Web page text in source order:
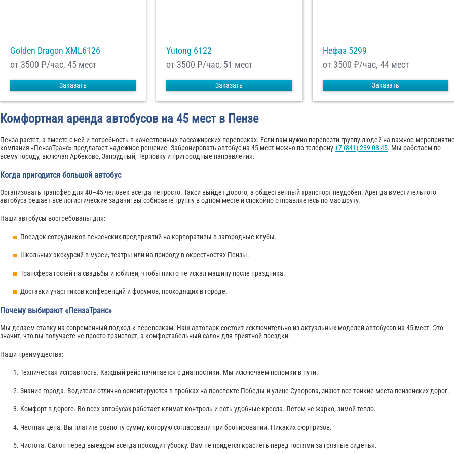
Golden Dragon XML6126
от 3500 ₽/час, 45 мест
Заказать
Yutong 6122
от 3500 ₽/час, 51 мест
Заказать
Нефаз 5299
от 3500 ₽/час, 44 мест
Заказать
Комфортная аренда автобусов на 45 мест в Пензе
Пенза растет, а вместе с ней и потребность в качественных пассажирских перевозках. Если вам нужно перевезти группу людей на важное
компания «ПензаТранс» предлагает надежное решение. Забронировать автобус на 45 мест можно по телефону+7 (841) 239-08-45. Мы работаем по
всему городу, включая Арбеково, Запрудный, Терновку и пригородные направления.
Когда пригодится большой автобус
Организовать трансфер для 40–45 человек всегда непросто. Такси выйдет дорого, а общественный транспорт неудобен. Аренда вместительного
автобуса решает все логистические задачи: вы собираете группу в одном месте и спокойно отправляетесь по маршруту.
Наши автобусы востребованы для:
Поездок сотрудников пензенских предприятий на корпоративы в загородные клубы.
Школьных экскурсий в музеи, театры или на природу в окрестностях Пензы.
Трансфера гостей на свадьбы и юбилеи, чтобы никто не искал машину после праздника.
Доставки участников конференций и форумов, проходящих в городе.
Почему выбирают «ПензаТранс»
Мы делаем ставку на современный подход к перевозкам. Наш автопарк состоит исключительно из актуальных моделей автобусов на 45 мест. Это
значит, что вы получаете не просто транспорт, а комфортабельный салон для приятной поездки.
Наши преимущества:
Техническая исправность. Каждый рейс начинается с диагностики. Мы исключаем поломки в пути.
Знание города. Водители отлично ориентируются в пробках на проспекте Победы и улице Суворова, знают все тонкие места пензенских дорог.
Комфорт в дороге. Во всех автобусах работает климат-контроль и есть удобные кресла. Летом не жарко, зимой тепло.
Честная цена. Вы платите ровно ту сумму, которую согласовали при бронировании. Никаких сюрпризов.
Чистота. Салон перед выездом всегда проходит уборку. Вам не придется краснеть перед гостями за грязные сиденья.